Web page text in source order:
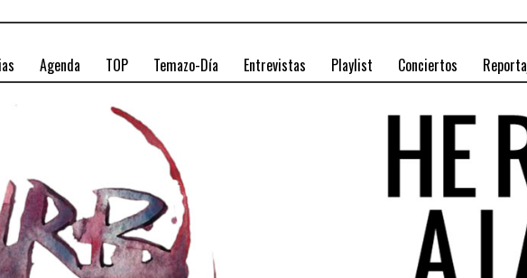
Agenda TOP Temazo-Día Entrevistas Playlist Conciertos